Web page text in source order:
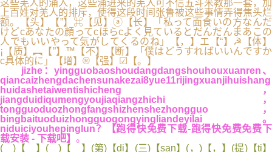
这些羌人的涌入，这些涌进来的羌人可不信五斗米教那一套，加
上百姓对羌人的排斥，使得这段时间张鲁被这些事情弄得焦头烂
额。【头】【”】⌘【见】ⓐ【长】「私って面食いの方なんだ
けどcあなたの顔ってcほらcよく見ているとだんだんまあこの
人でもいいやって気がしてくるのね」【，】エ【“】☭【体】
¡【质】︻【”】™【不】【断】「僕はどうすればいいんですか
c具体的に」【增】®【强】☑【。】
jizhe：yingguobaoshoudangdangshouhouxuanren、
qiancaizhengdachensunakezai8yue11rijingxuanjihuishang
huidashetaiwentishicheng，
jiangduidiqumengyoujiaqiangzhichi，
tongguoduozhongfangshizhenshezhongguo，
bingbaituoduizhongguogongyingliandeyilai。
niduiciyouhepinglun？
【跑得快免费下载-跑得快免费免费下
载安装 - 下载吧】 。
( )【 】( )【 】(第)【di】(三)【san】(，)【，】(提)【ti】